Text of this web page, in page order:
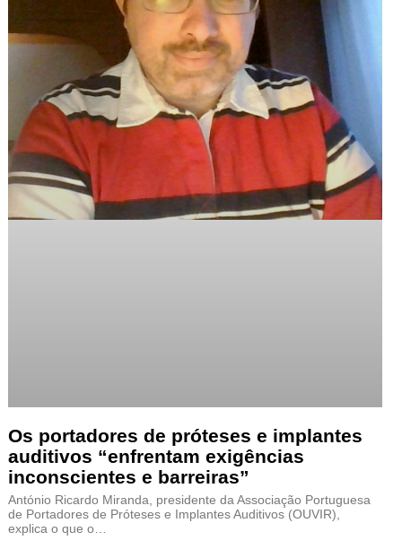
Os portadores de próteses e implantes
auditivos “enfrentam exigências
inconscientes e barreiras”
António Ricardo Miranda, presidente da Associação Portuguesa
de Portadores de Próteses e Implantes Auditivos (OUVIR),
explica o que o…